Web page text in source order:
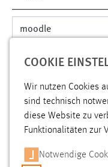
Aktive Filter:
ALTER: 1 BIS 6
ALLE FILTER
COOKIE
Wir nutzen Cookies
sind technisch
diese Website zu
Funktionalitäten zur
Notwendige